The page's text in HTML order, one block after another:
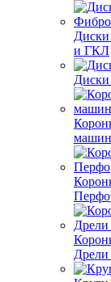
и ГКЛ
машин